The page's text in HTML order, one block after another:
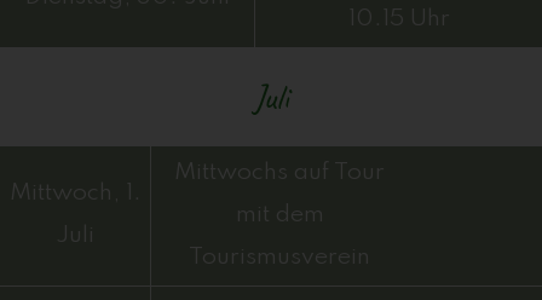
10.15 Uhr
Juli
Mittwoch, 1.
Juli
Mittwochs auf Tour
mit dem
Tourismusverein